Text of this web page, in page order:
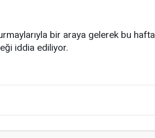
bir araya gelerek bu hafta
iddia ediliyor.